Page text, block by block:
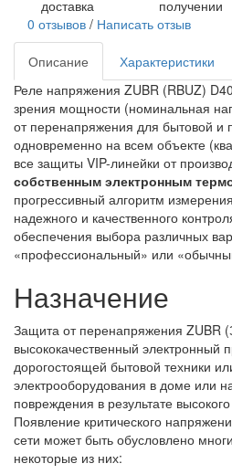
доставка получении
0 отзывов / Написать отзыв
Описание Характеристики
Реле напряжения ZUBR (RBUZ)
зрения мощности (номинальная
от перенапряжения для бытовой и
одновременно на всем объекте
все защиты VIP-линейки от
собственным электронным
прогрессивный алгоритм
надежного и качественного
обеспечения выбора различных
«профессиональный» или
Назначение
Защита от перенапряжения ZUBR
высококачественный электронный
дорогостоящей бытовой техники
электрооборудования в доме или
повреждения в результате
Появление критического
сети может быть обусловлено
некоторые из них: